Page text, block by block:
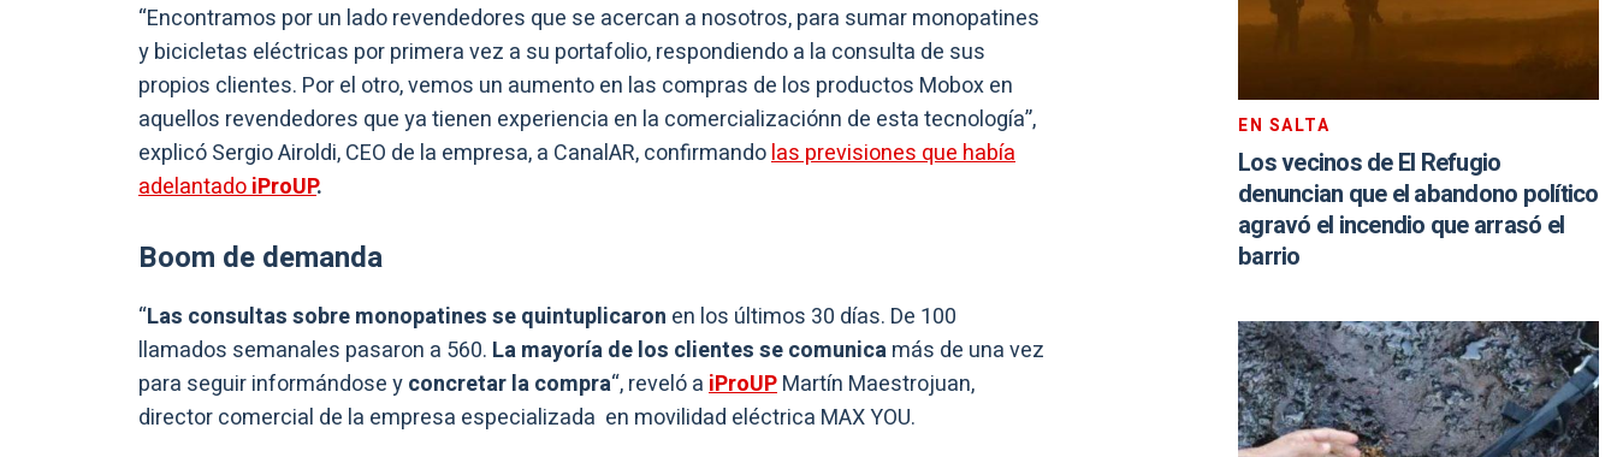
“Encontramos por un lado revendedores que se acercan a nosotros, para sumar monopatines
y bicicletas eléctricas por primera vez a su portafolio, respondiendo a la consulta de sus
propios clientes. Por el otro, vemos un aumento en las compras de los productos Mobox en
aquellos revendedores que ya tienen experiencia en la comercializaciónn de esta tecnología”,
explicó Sergio Airoldi, CEO de la empresa, a CanalAR, confirmandolas previsiones que había
adelantadoiProUP.
Boom de demanda
“Las consultas sobre monopatines se quintuplicaron en los últimos 30 días. De 100
llamados semanales pasaron a 560. La mayoría de los clientes se comunicamás de una vez
para seguir informándose yconcretar la compra“, reveló aiProUPMartín Maestrojuan,
director comercial de la empresa especializada en movilidad eléctrica MAX YOU.
EN SALTA
Los vecinos de El Refugio
denuncian que el abandono político
agravó el incendio que arrasó el
barrio